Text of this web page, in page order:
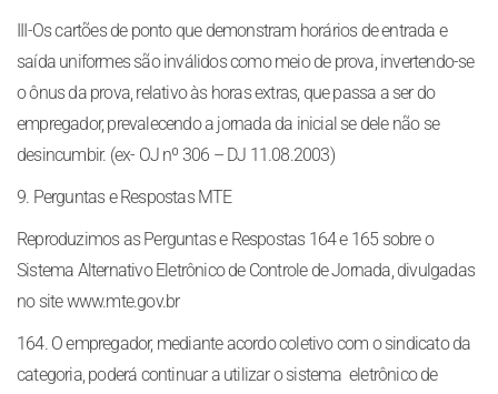
III-Os cartões de ponto que demonstram horários de entrada e
saída uniformes são inválidos como meio de prova, invertendo-se
o ônus da prova, relativo às horas extras, que passa a ser do
empregador, prevalecendo a jornada da inicial se dele não se
desincumbir. (ex- OJ nº 306 – DJ 11.08.2003)
9. Perguntas e Respostas MTE
Reproduzimos as Perguntas e Respostas 164 e 165 sobre o
Sistema Alternativo Eletrônico de Controle de Jornada, divulgadas
no site www.mte.gov.br
164. O empregador, mediante acordo coletivo com o sindicato da
categoria, poderá continuar a utilizar o sistema eletrônico de